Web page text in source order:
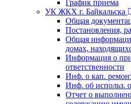
График приема
УК ЖКХ г. Байкальска
Общая
Постановления,
Общая
домах,
Информация о
ответственности
Инф. о кап.
Инф. об использ.
Отчет о